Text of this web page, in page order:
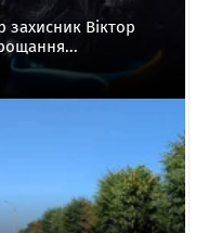
Віктор